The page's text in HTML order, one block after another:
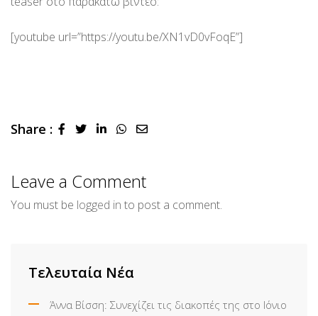
[youtube url=”https://youtu.be/XN1vD0vFoqE”]
Share : LinkedInWhatsapp
Share
Leave a Comment
You must be logged in to post a comment.
Τελευταία Νέα
Άννα Βίσση: Συνεχίζει τις διακοπές της στο Ιόνιο